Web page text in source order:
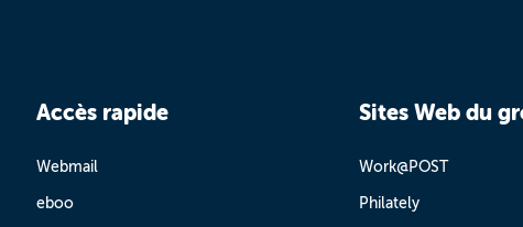
Accès rapide
Webmail
eboo
Sites Web du
Work@POST
Philately